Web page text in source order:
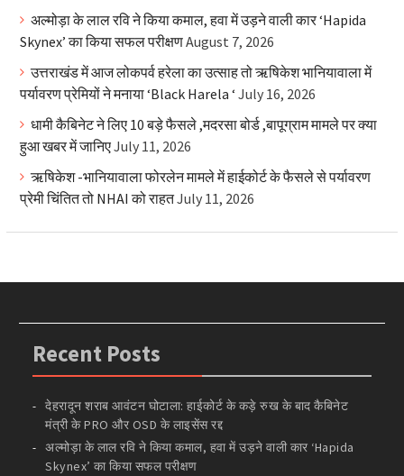
अल्मोड़ा के लाल रवि ने किया कमाल, हवा में उड़ने वाली कार ‘Hapida
Skynex’ का किया सफल परीक्षणAugust 7, 2026
उत्तराखंड में आज लोकपर्व हरेला का उत्साह तो ऋषिकेश भानियावाला में
पर्यावरण प्रेमियों ने मनाया ‘Black Harela ‘ July 16, 2026
धामी कैबिनेट ने लिए 10 बड़े फैसले ,मदरसा बोर्ड ,बापूग्राम मामले पर क्या
हुआ खबर में जानिएJuly 11, 2026
ऋषिकेश -भानियावाला फोरलेन मामले में हाईकोर्ट के फैसले से पर्यावरण
प्रेमी चिंतित तो NHAI को राहतJuly 11, 2026
Recent Posts
देहरादून शराब आवंटन घोटाला: हाईकोर्ट के कड़े रुख के बाद कैबिनेट
मंत्री के PRO और OSD के लाइसेंस रद्द
अल्मोड़ा के लाल रवि ने किया कमाल, हवा में उड़ने वाली कार ‘Hapida
Skynex’ का किया सफल परीक्षण